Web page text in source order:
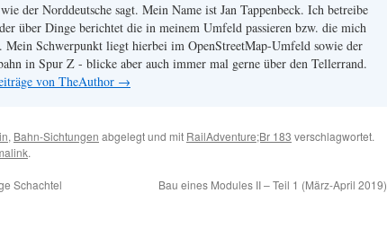
der Norddeutsche sagt. Mein Name ist Jan Tappenbeck. Ich betreibe
über Dinge berichtet die in meinem Umfeld passieren bzw. die mich
Mein Schwerpunkt liegt hierbei im OpenStreetMap-Umfeld sowie der
in Spur Z - blicke aber auch immer mal gerne über den Tellerrand.
von TheAuthor →
, Bahn-Sichtungen abgelegt und mit RailAdventure;Br 183 verschlagwortet.
.
Schachtel Bau eines Modules II – Teil 1 (März-April 2019)